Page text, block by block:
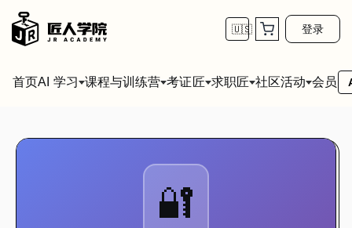
🇺🇸 登录
首页AI 学习 课程与训练营 考证匠 求职匠 社区活动 会员
🔐